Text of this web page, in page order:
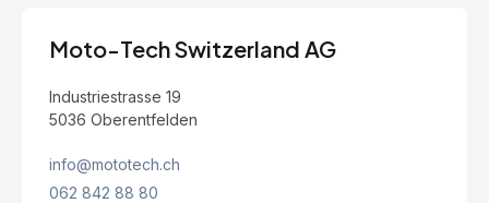
Moto-Tech Switzerland AG
Industriestrasse 19
5036 Oberentfelden
info@mototech.ch
062 842 88 80